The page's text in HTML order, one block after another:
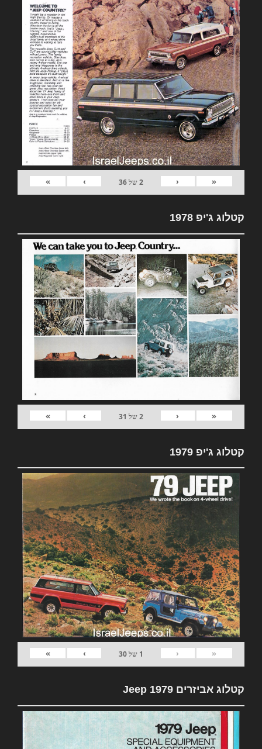
«
‹
2של36
›
»
קטלוג ג'יפ 1978
«
‹
2של 31
›
»
קטלוג ג'יפ 1979
«
‹
1 של30
›
»
קטלוג אביזרים 1979 Jeep